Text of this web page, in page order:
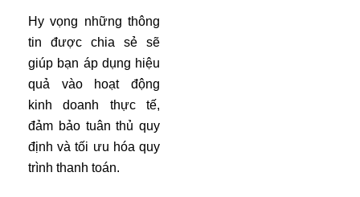
Hy vọng những thông
tin được chia sẻ sẽ
giúp bạn áp dụng hiệu
quả vào hoạt động
kinh doanh thực tế,
đảm bảo tuân thủ quy
định và tối ưu hóa quy
trình thanh toán.